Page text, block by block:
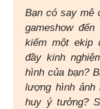
Bạn có say mê
gameshow
kiếm một ekip
đầy kinh
hình của bạn?
lượng hình ảnh
huy ý tưởng?